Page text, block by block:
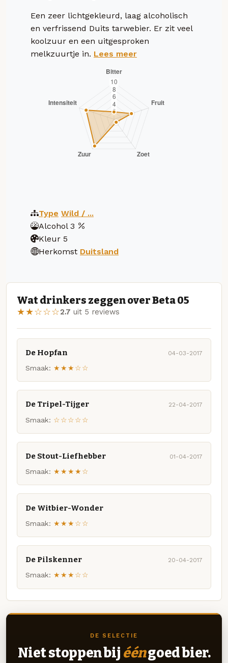
Een zeer lichtgekleurd, laag alcoholisch
en verfrissend Duits tarwebier. Er zit veel
koolzuur en een uitgesproken
melkzuurtje in. Lees meer
Type Wild / ...
Alcohol 3
Kleur 5
Herkomst Duitsland
Wat drinkers zeggen over Beta 05
★★☆☆☆2.7 uit 5 reviews
De Hopfan 04-03-2017
Smaak: ★★★☆☆
De Tripel-Tijger 22-04-2017
Smaak: ☆☆☆☆☆
De Stout-Liefhebber 01-04-2017
Smaak: ★★★★☆
De Witbier-Wonder
Smaak: ★★★☆☆
De Pilskenner 20-04-2017
Smaak: ★★★☆☆
DE SELECTIE
Niet stoppen bij ééngoed bier.